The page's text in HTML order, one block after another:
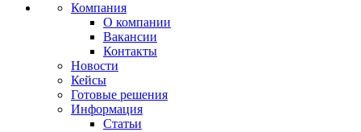
Компания
О компании
Вакансии
Контакты
Новости
Кейсы
Готовые решения
Информация
Статьи